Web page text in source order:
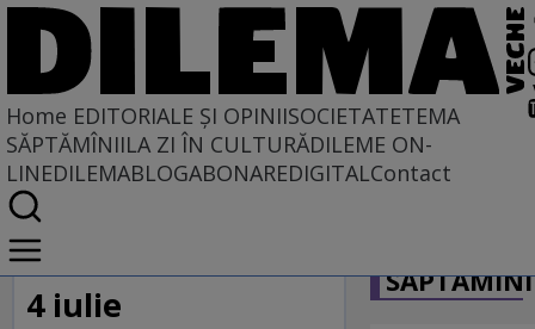
Home EDITORIALE ȘI OPINIISOCIETATETEMA
SĂPTĂMÎNIILA ZI ÎN CULTURĂDILEME ON-
LINEDILEMABLOGABONAREDIGITALContact
Home
EDITORIALE ȘI OPINII
PE CE LUME TRĂIM
4 iulie